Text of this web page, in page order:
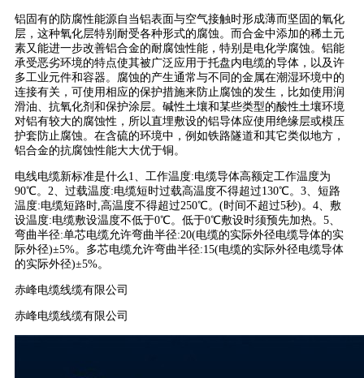
铝固有的防腐性能源自当铝表面与空气接触时形成薄而坚固的氧化
层，这种氧化层特别耐受各种形式的腐蚀。而合金中添加的稀土元
素又能进一步改善铝合金的耐腐蚀性能，特别是电化学腐蚀。铝能
承受恶劣环境的特点使其被广泛应用于托盘内电缆的导体，以及许
多工业元件和容器。腐蚀的产生通常与不同的金属在潮湿环境中的
连接有关，可使用相应的保护措施来防止腐蚀的发生，比如使用润
滑油、抗氧化剂和保护涂层。碱性土壤和某些类型的酸性土壤环境
对铝有较大的腐蚀性，所以直埋敷设的铝导体应使用绝缘层或模压
护套防止腐蚀。在含硫的环境中，例如铁路隧道和其它类似地方，
铝合金的抗腐蚀性能大大优于铜。
电线电缆新标准是什么1、工作温度:电缆导体高额定工作温度为
90℃。2、过载温度:电缆短时过载高温度不得超过130℃。3、短路
温度:电缆短路时,高温度不得超过250℃。(时间不超过5秒)。4、敷
设温度:电缆敷设温度不低于0℃。低于0℃敷设时须预先加热。5、
弯曲半径:单芯电缆允许弯曲半径:20(电缆的实际外径电缆导体的实
际外径)±5%。多芯电缆允许弯曲半径:15(电缆的实际外径电缆导体
的实际外径)±5%。
赤峰电缆线缆有限公司
赤峰电缆线缆有限公司